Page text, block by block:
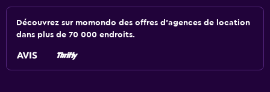
Découvrez sur momondo des offres d'agences de location
dans plus de 70 000 endroits.